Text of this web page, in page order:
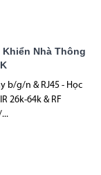
Nhà Thông
b/g/n & RJ45 - Học
26k-64k & RF